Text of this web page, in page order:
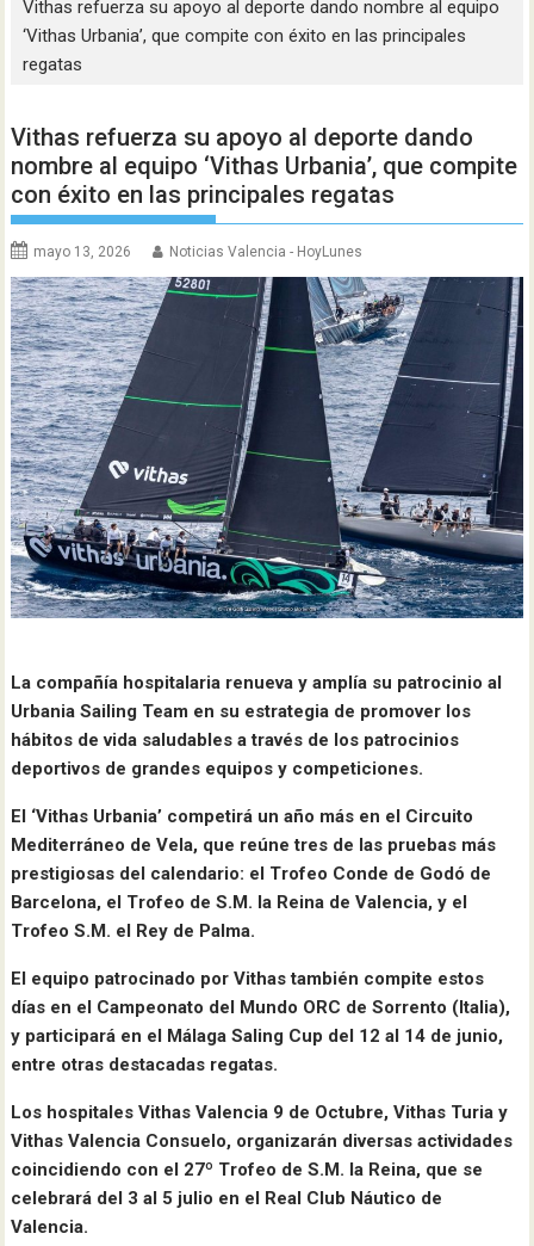
Vithas refuerza su apoyo al deporte dando nombre al equipo
‘Vithas Urbania’, que compite con éxito en las principales
regatas
Vithas refuerza su apoyo al deporte dando
nombre al equipo ‘Vithas Urbania’, que compite
con éxito en las principales regatas
mayo 13, 2026 Noticias Valencia - HoyLunes
La compañía hospitalaria renueva y amplía su patrocinio al
Urbania Sailing Team en su estrategia de promover los
hábitos de vida saludables a través de los patrocinios
deportivos de grandes equipos y competiciones.
El ‘Vithas Urbania’ competirá un año más en el Circuito
Mediterráneo de Vela, que reúne tres de las pruebas más
prestigiosas del calendario: el Trofeo Conde de Godó de
Barcelona, el Trofeo de S.M. la Reina de Valencia, y el
Trofeo S.M. el Rey de Palma.
El equipo patrocinado por Vithas también compite estos
días en el Campeonato del Mundo ORC de Sorrento (Italia),
y participará en el Málaga Saling Cup del 12 al 14 de junio,
entre otras destacadas regatas.
Los hospitales Vithas Valencia 9 de Octubre, Vithas Turia y
Vithas Valencia Consuelo, organizarán diversas actividades
coincidiendo con el 27º Trofeo de S.M. la Reina, que se
celebrará del 3 al 5 julio en el Real Club Náutico de
Valencia.